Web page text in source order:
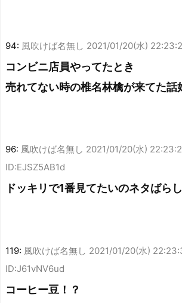
94: 風吹けば名無し 2021/01/20(水)
コンビニ店員やってたとき
売れてない時の椎名林檎が来てた話
96: 風吹けば名無し 2021/01/20(水)
ID:EJSZ5AB1d
ドッキリで1番見てたいのネタばら
119: 風吹けば名無し 2021/01/20(水)
ID:J61vNV6ud
コーヒー豆！？